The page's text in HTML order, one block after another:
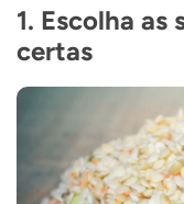
1. Escolha
certas